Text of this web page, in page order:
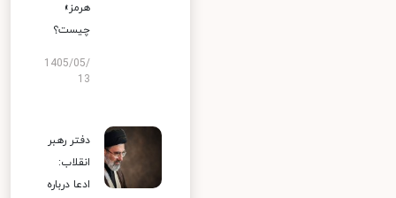
هرمز»
چیست؟
1405/05/
13
دفتر رهبر
انقلاب:
ادعا درباره